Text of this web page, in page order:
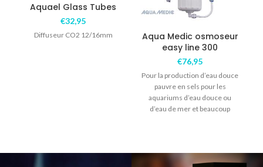
Aquael Glass Tubes
€32,95
Diffuseur CO2 12/16mm
Aqua Medic osmoseur
easy line 300
€76,95
Pour la production d’eau douce
pauvre en sels pour les
aquariums d’eau douce ou
d’eau de mer et beaucoup